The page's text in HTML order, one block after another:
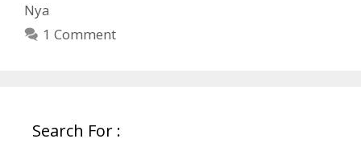
Nya
1 Comment
Search For :